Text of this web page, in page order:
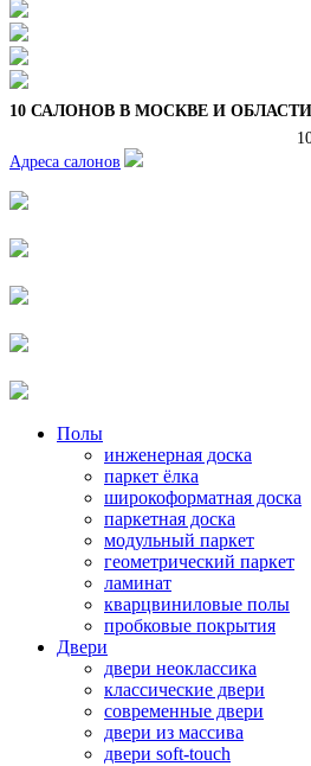
10 САЛОНОВ В МОСКВЕ И ОБЛАСТИ
Адреса салонов
Полы
инженерная доска
паркет ёлка
широкоформатная доска
паркетная доска
модульный паркет
геометрический паркет
ламинат
кварцвиниловые полы
пробковые покрытия
Двери
двери неоклассика
классические двери
современные двери
двери из массива
двери soft-touch